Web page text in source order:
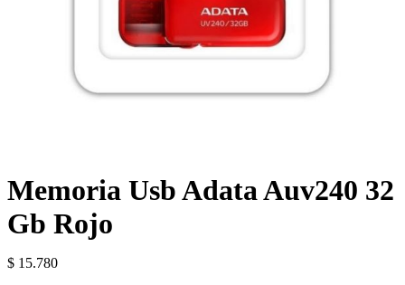
Memoria Usb Adata Auv240 32
Gb Rojo
$ 15.780